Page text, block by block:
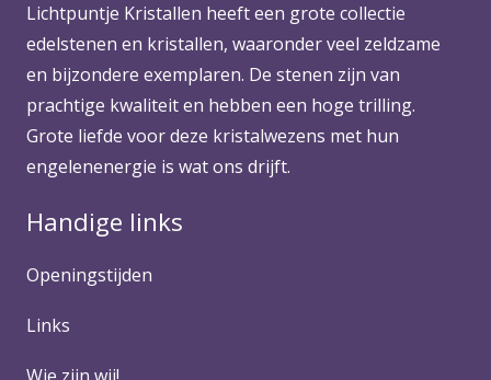
Lichtpuntje Kristallen heeft een grote collectie
edelstenen en kristallen, waaronder veel zeldzame
en bijzondere exemplaren. De stenen zijn van
prachtige kwaliteit en hebben een hoge trilling.
Grote liefde voor deze kristalwezens met hun
engelenenergie is wat ons drijft.
Handige links
Openingstijden
Links